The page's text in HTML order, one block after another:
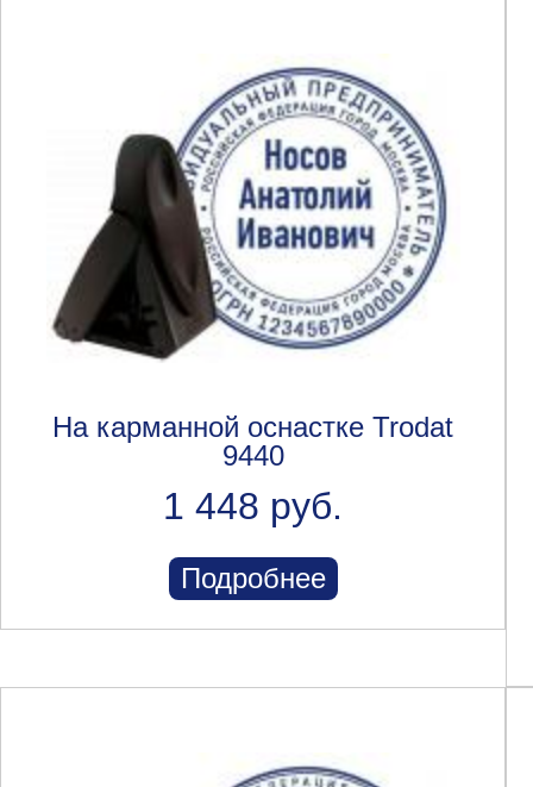
На карманной оснастке Trodat
9440
1 448 руб.
Подробнее